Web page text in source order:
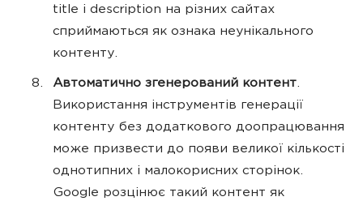
title і description на різних сайтах
сприймаються як ознака неунікального
контенту.
Автоматично згенерований контент.
Використання інструментів генерації
контенту без додаткового доопрацювання
може призвести до появи великої кількості
однотипних і малокорисних сторінок.
Google розцінює такий контент як